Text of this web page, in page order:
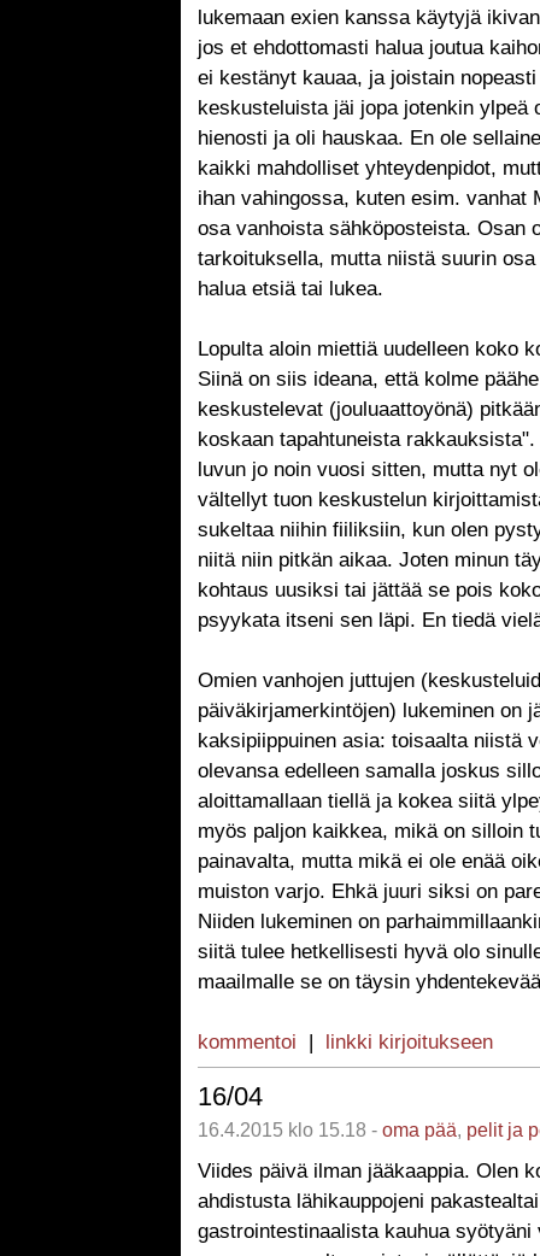
lukemaan exien kanssa käytyjä
jos et ehdottomasti halua joutua
ei kestänyt kauaa, ja joistain
keskusteluista jäi jopa jotenkin ylpeä
hienosti ja oli hauskaa. En ole
kaikki mahdolliset yhteydenpidot,
ihan vahingossa, kuten esim. vanhat
osa vanhoista sähköposteista. Osan
tarkoituksella, mutta niistä suurin
halua etsiä tai lukea.
Lopulta aloin miettiä uudelleen koko
Siinä on siis ideana, että kolme
keskustelevat (jouluaattoyönä)
koskaan tapahtuneista
luvun jo noin vuosi sitten, mutta nyt
vältellyt tuon keskustelun
sukeltaa niihin fiiliksiin, kun olen
niitä niin pitkän aikaa. Joten minun
kohtaus uusiksi tai jättää se pois
psyykata itseni sen läpi. En tiedä
Omien vanhojen juttujen
päiväkirjamerkintöjen) lukeminen on
kaksipiippuinen asia: toisaalta niistä
olevansa edelleen samalla joskus
aloittamallaan tiellä ja kokea siitä
myös paljon kaikkea, mikä on silloin
painavalta, mutta mikä ei ole enää
muiston varjo. Ehkä juuri siksi on
Niiden lukeminen on
siitä tulee hetkellisesti hyvä olo
maailmalle se on täysin
kommentoi | linkki kirjoitukseen
16/04
16.4.2015 klo 15.18 - oma pää, pelit ja
Viides päivä ilman jääkaappia. Olen
ahdistusta lähikauppojeni
gastrointestinaalista kauhua